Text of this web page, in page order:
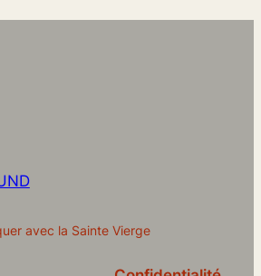
avec la Sainte Vierge